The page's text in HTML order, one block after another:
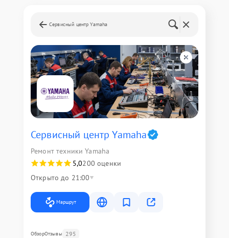
Сервисный центр Yamaha
Сервисный центр Yamaha
Ремонт техники Yamaha
5,0200 оценки
Открыто до 21:00
Маршрут
ОбзорОтзывы 295